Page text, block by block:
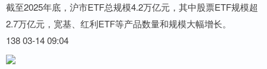
截至2025年底，沪市ETF总规模4.2万亿元，其中股票ETF规模超
2.7万亿元，宽基、红利ETF等产品数量和规模大幅增长。
138 03-14 09:04